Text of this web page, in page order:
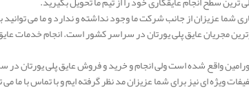
شما عزیزان از جانب شرکت ما وجود نداشته و ندارد و ما می
مجریان عایق پلی یورتان در سراسر کشور است. انجام خدمات
واقع شده است ولی انجام و خرید و فروش عایق پلی یورتان در
ویژه ای نیز برای شما عزیزان مد نظر گرفته ایم و با تماس با ما می